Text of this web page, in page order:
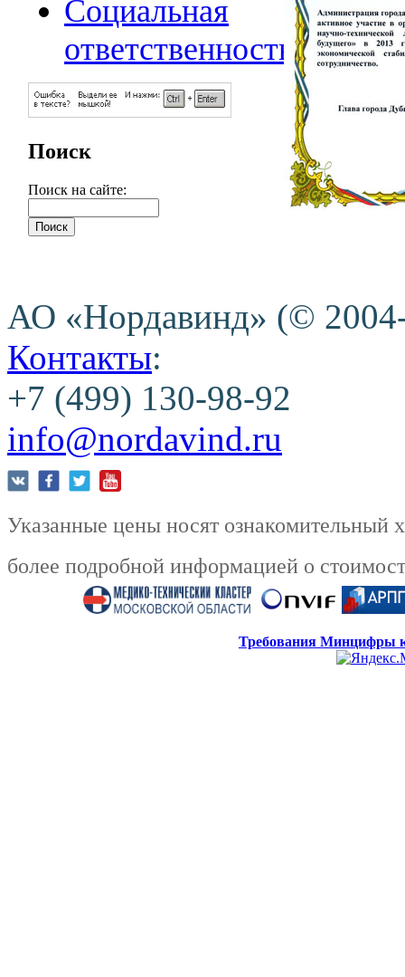
Социальная
ответственность
Поиск
Поиск на сайте:
АО «Нордавинд» (©
Контакты:
+7 (499) 130-98-92
info@nordavind.ru
Указанные цены носят ознакомительный
более подробной информацией о
Требования Минцифры